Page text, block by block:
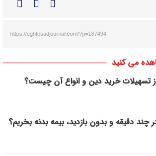
https://eghtesadjournal.com/?p=187494
می کنید
تسهیلات خرید دین و انواع آن چیست؟
چند دقیقه و بدون بازدید، بیمه بدنه بخریم؟